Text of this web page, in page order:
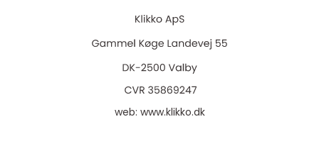
web: www.klikko.dk